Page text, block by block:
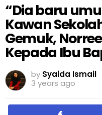
“Dia baru
Kawan
Gemuk,
Kepada Ibu
by Syaida Ismail
3 years ago